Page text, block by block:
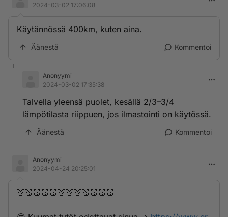
2024-03-02 17:06:08
Käytännössä 400km, kuten aina.
Äänestä Kommentoi
Anonyymi
2024-03-02 17:35:38
Talvella yleensä puolet, kesällä 2/3–3/4
lämpötilasta riippuen, jos ilmastointi on käytössä.
Äänestä Kommentoi
Anonyymi
2024-04-24 20:25:01
🍑🍑🍑🍑🍑🍑🍑🍑🍑🍑🍑🍑